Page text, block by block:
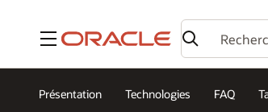
Menu
Présentation Technologies FAQ